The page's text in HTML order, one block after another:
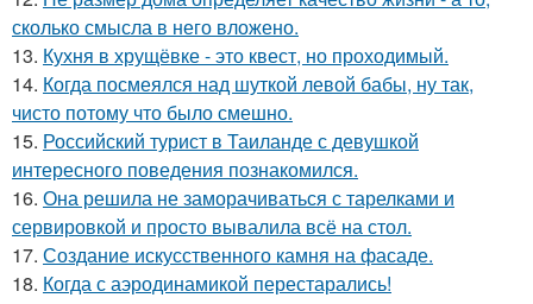
сколько смысла в него вложено.
13. Кухня в хрущёвке - это квест, но проходимый.
14. Когда посмеялся над шуткой левой бабы, ну так,
чисто потому что было смешно.
15. Российский турист в Таиланде с девушкой
интересного поведения познакомился.
16. Она решила не заморачиваться с тарелками и
сервировкой и просто вывалила всё на стол.
17. Создание искусственного камня на фасаде.
18. Когда с аэродинамикой перестарались!